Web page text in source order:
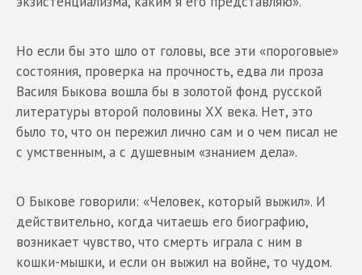
Но если бы это шло от головы, все эти «пороговые»
состояния, проверка на прочность, едва ли проза
Василя Быкова вошла бы в золотой фонд русской
литературы второй половины ХХ века. Нет, это
было то, что он пережил лично сам и о чем писал не
с умственным, а с душевным «знанием дела».
О Быкове говорили: «Человек, который выжил». И
действительно, когда читаешь его биографию,
возникает чувство, что смерть играла с ним в
кошки-мышки, и если он выжил на войне, то чудом.